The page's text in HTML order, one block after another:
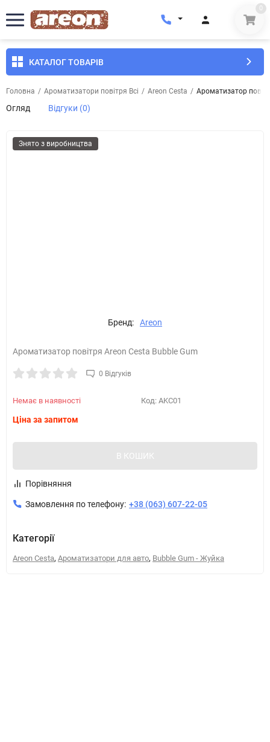
0
КАТАЛОГ ТОВАРІВ
Головна / Ароматизатори повітря Всі / Areon Cesta / Ароматизатор
Огляд Відгуки (0)
Знято з виробництва
Бренд: Areon
Ароматизатор повітря Areon Cesta Bubble Gum
0 Відгуків
Немає в наявності Код: AKC01
Ціна за запитом
В КОШИК
Порівняння
Замовлення по телефону: +38 (063) 607-22-05
Категорії
Areon Cesta, Ароматизатори для авто, Bubble Gum - Жуйка